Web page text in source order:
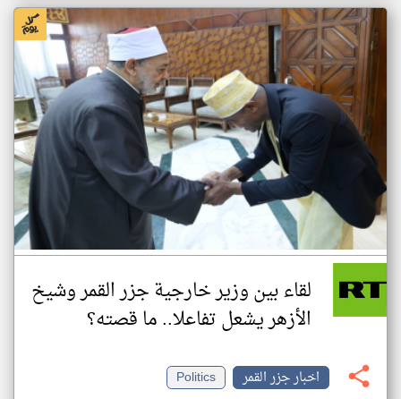
لقاء بين وزير خارجية جزر القمر وشيخ
الأزهر يشعل تفاعلا.. ما قصته؟
اخبار جزر القمر
Politics